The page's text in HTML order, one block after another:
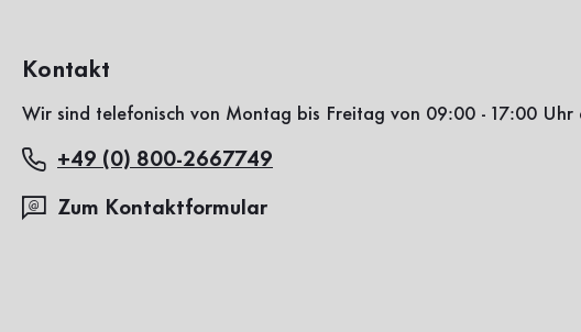
Kontakt
Wir sind telefonisch von Montag bis Freitag von 09:00 - 17:00 Uhr
+49 (0) 800-2667749
Zum Kontaktformular